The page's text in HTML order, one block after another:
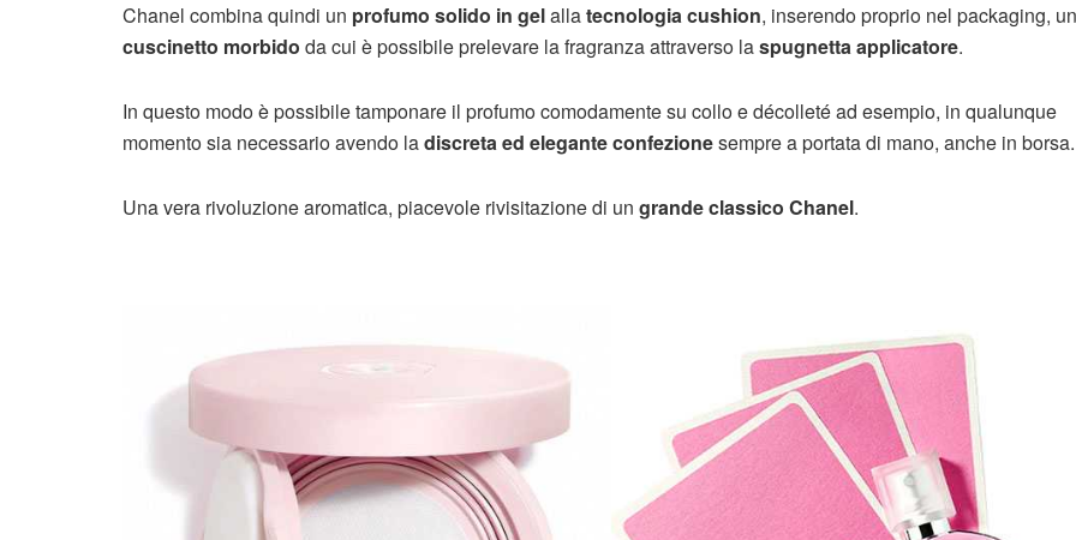
Chanel combina quindi un profumo solido in gelallatecnologia cushion, inserendo proprio nel packaging, un
cuscinetto morbido da cui è possibile prelevare la fragranza attraverso laspugnetta applicatore.
In questo modo è possibile tamponare il profumo comodamente su collo e décolleté ad esempio, in qualunque
momento sia necessario avendo ladiscreta ed elegante confezionesempre a portata di mano, anche in borsa.
Una vera rivoluzione aromatica, piacevole rivisitazione di un grande classico Chanel.